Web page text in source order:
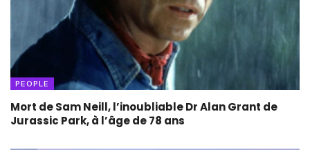
PEOPLE
Mort de Sam Neill, l’inoubliable Dr Alan Grant de
Jurassic Park, à l’âge de 78 ans